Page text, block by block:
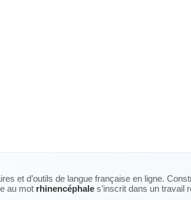
et d’outils de langue française en ligne.
au mot rhinencéphale s’inscrit dans un travail